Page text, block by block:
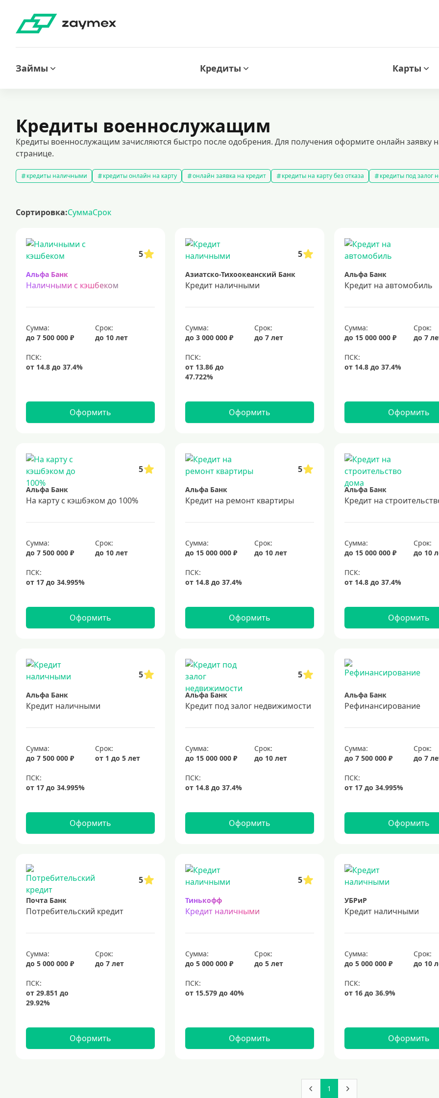
Займы Кредиты Карты
Кредиты военнослужащим
Кредиты военнослужащим зачисляются быстро после одобрения. Для получения оформите онлайн заявку
странице.
кредиты наличными кредиты онлайн на карту онлайн заявка на кредит кредиты на карту без отказа
кредиты под залог
кредит на 200000 рублей
срочный кредит
Сортировка:СуммаСрок
5
Альфа Банк
Наличными с кэшбеком
Сумма:
до 7 500 000 ₽
Срок:
до 10 лет
Оформить
5
Азиатско-Тихоокеанский Банк
Кредит наличными
Сумма:
до 3 000 000 ₽
Срок:
до 7 лет
Оформить
Альфа Банк
Кредит на автомобиль
Сумма:
до 15 000 000 ₽
Срок:
до 7
Оформить
5
Альфа Банк
На карту с кэшбэком до 100%
Сумма:
до 7 500 000 ₽
Срок:
до 10 лет
Оформить
5
Альфа Банк
Кредит на ремонт квартиры
Сумма:
до 15 000 000 ₽
Срок:
до 10 лет
Оформить
Альфа Банк
Кредит на
Сумма:
до 15 000 000 ₽
Срок:
до 10
Оформить
5
Альфа Банк
Кредит наличными
Сумма:
до 7 500 000 ₽
Срок:
от 1 до 5 лет
Оформить
5
Альфа Банк
Кредит под залог недвижимости
Сумма:
до 15 000 000 ₽
Срок:
до 10 лет
Оформить
Альфа Банк
Рефинансирование
Сумма:
до 7 500 000 ₽
Срок:
до 7
Оформить
5
Почта Банк
Потребительский кредит
Сумма:
до 5 000 000 ₽
Срок:
до 7 лет
Оформить
5
Тинькофф
Кредит наличными
Сумма:
до 5 000 000 ₽
Срок:
до 5 лет
Оформить
УБРиР
Кредит наличными
Сумма:
до 5 000 000 ₽
Срок:
до 10
Оформить
1